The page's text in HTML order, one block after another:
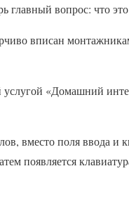
главный вопрос: что
вписан
«Домашний
вместо поля ввода и
появляется